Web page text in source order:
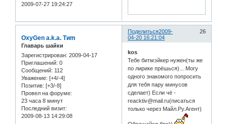
2009-07-27 19:24:27
Поделиться 26
2009-
04-20 16:21:04
OxyGen a.k.a. Tиm
Главарь шайки
Зарегистрирован: 2009-04-17
Приглашений: 0
Сообщений: 112
Уважение: [+4/-4]
Позитив: [+3/-8]
Провел на форуме:
23 часа 8 минут
Последний визит:
2009-08-13 14:29:08
kos
Тебе битмэйкер нужен(ты же
по лирике прёшься)... Могу
одного знакомого попросить
для тебя пару минусов
сделает) Если чё -
reacktiv@mail.ru(писаться
только через Майл.Ру.Агент)